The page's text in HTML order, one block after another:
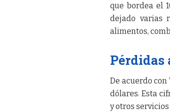
que bordea el
dejado varias
alimentos,
Pérdidas
De acuerdo
dólares. Esta
y otros